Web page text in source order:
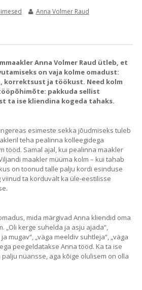
Anna Volmer Raud
Anna Volmer Raud ütleb, et
on vaja kolme omadust:
korrektsust ja töökust. Need kolm
pakkuda sellist
ta ise kliendina kogeda tahaks.
esimeste sekka jõudmiseks tuleb
teha pealinna kolleegidega
tööd. Samal ajal, kui pealinna maakler
maakler müüma kolm – kui tahab
on toonud talle palju kordi esinduse
ta korduvalt ka üle-eestilisse
mida märgivad Anna kliendid oma
„Oli kerge suhelda ja asju ajada“,
mugav“, „väga meeldiv suhtleja“, „väga
peegeldatakse Anna tööd. Ka ta ise
nüansse, aga kõige olulisem on olla